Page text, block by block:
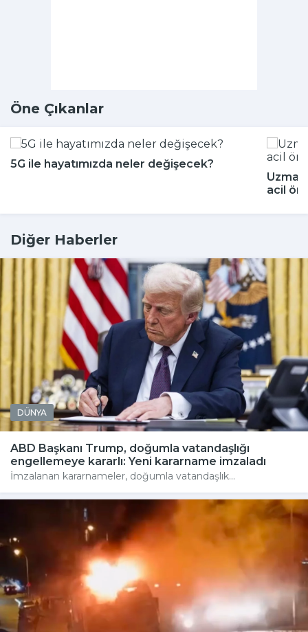
Öne Çıkanlar
5G ile hayatımızda neler değişecek?
acil
Diğer Haberler
DÜNYA
ABD Başkanı Trump, doğumla vatandaşlığı
engellemeye kararlı: Yeni kararname imzaladı
İmzalanan kararnameler, doğumla vatandaşlık...